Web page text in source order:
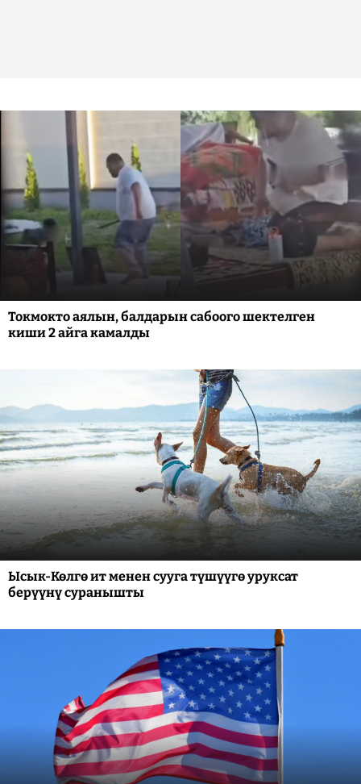
Токмокто аялын, балдарын сабоого шектелген
киши 2 айга камалды
Ысык-Көлгө ит менен сууга түшүүгө уруксат
берүүнү суранышты